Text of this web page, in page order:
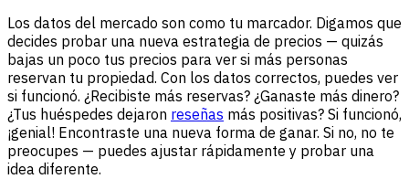
Los datos del mercado son como tu marcador. Digamos que
decides probar una nueva estrategia de precios — quizás
bajas un poco tus precios para ver si más personas
reservan tu propiedad. Con los datos correctos, puedes ver
si funcionó. ¿Recibiste más reservas? ¿Ganaste más dinero?
¿Tus huéspedes dejaron reseñas más positivas? Si funcionó,
¡genial! Encontraste una nueva forma de ganar. Si no, no te
preocupes — puedes ajustar rápidamente y probar una
idea diferente.